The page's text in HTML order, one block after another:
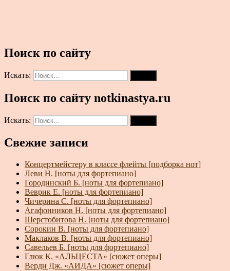
Поиск по сайту
Искать:
Поиск по сайту notkinastya.ru
Искать:
Свежие записи
Концертмейстеру в классе флейты [подборка нот]
Леви Н. [ноты для фортепиано]
Городинский Б. [ноты для фортепиано]
Веврик Е. [ноты для фортепиано]
Чичерина С. [ноты для фортепиано]
Агафонников Н. [ноты для фортепиано]
Шерстобитова Н. [ноты для фортепиано]
Сорокин В. [ноты для фортепиано]
Маклаков В. [ноты для фортепиано]
Савельев Б. [ноты для фортепиано]
Глюк К. «АЛЬЦЕСТА» [сюжет оперы]
Верди Дж. «АИДА» [сюжет оперы]